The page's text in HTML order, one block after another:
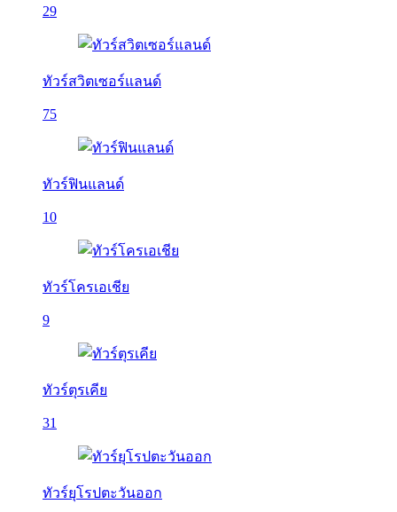
29
ทัวร์สวิตเซอร์แลนด์
75
ทัวร์ฟินแลนด์
10
ทัวร์โครเอเชีย
9
ทัวร์ตุรเคีย
31
ทัวร์ยุโรปตะวันออก